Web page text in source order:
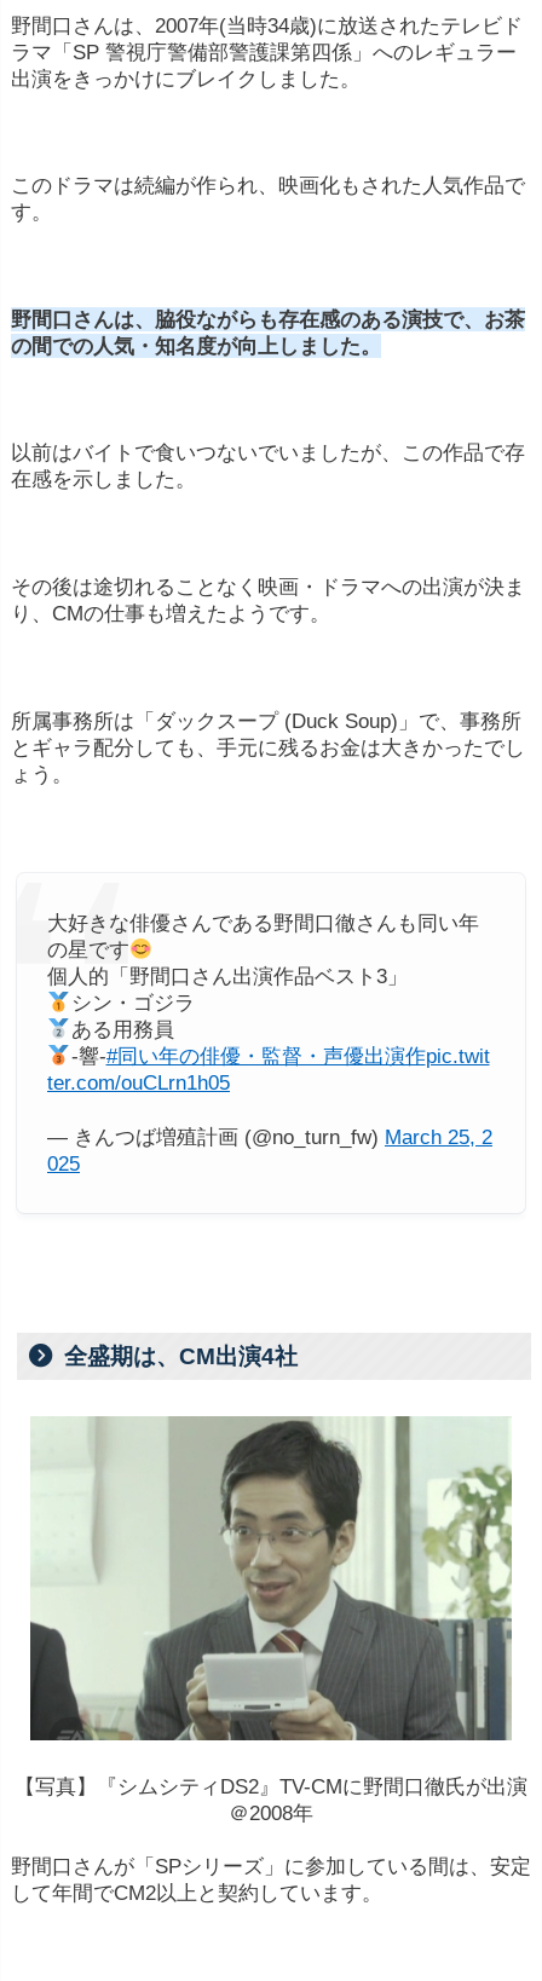
野間口さんは、2007年(当時34歳)に放送されたテレビド
ラマ「SP 警視庁警備部警護課第四係」へのレギュラー
出演をきっかけにブレイクしました。
このドラマは続編が作られ、映画化もされた人気作品で
す。
野間口さんは、脇役ながらも存在感のある演技で、お茶
の間での人気・知名度が向上しました。
以前はバイトで食いつないでいましたが、この作品で存
在感を示しました。
その後は途切れることなく映画・ドラマへの出演が決ま
り、CMの仕事も増えたようです。
所属事務所は「ダックスープ (Duck Soup)」で、事務所
とギャラ配分しても、手元に残るお金は大きかったでし
ょう。
大好きな俳優さんである野間口徹さんも同い年
の星です
個人的「野間口さん出演作品ベスト3」
シン・ゴジラ
ある用務員
-響-#同い年の俳優・監督・声優出演作pic.twit
ter.com/ouCLrn1h05
— きんつば増殖計画 (@no_turn_fw) March 25, 2
025
全盛期は、CM出演4社
【写真】『シムシティDS2』TV-CMに野間口徹氏が出演
＠2008年
野間口さんが「SPシリーズ」に参加している間は、安定
して年間でCM2以上と契約しています。